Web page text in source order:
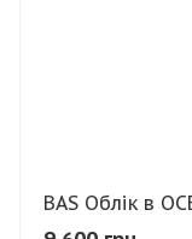
BAS Облік в